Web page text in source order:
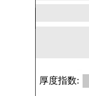
厚度指数: